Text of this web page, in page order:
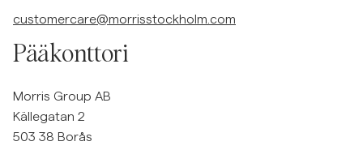
Päällysvaatteet
Shortsit
customercare@morrisstockholm.com
Pääkonttori
Morris Group AB
Källegatan 2
503 38 Borås